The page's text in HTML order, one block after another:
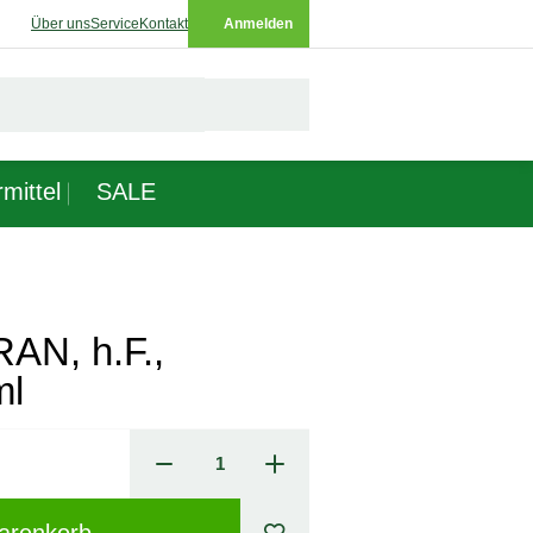
Über unsService Kontakt Anmelden
SALE
h.F.,